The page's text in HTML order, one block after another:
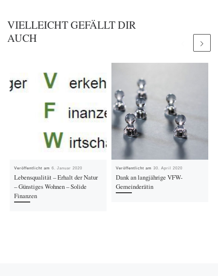
VIELLEICHT GEFÄLLT DIR
AUCH
Veröffentlicht am6. Januar 2020
Lebensqualität – Erhalt der Natur
– Günstiges Wohnen – Solide
Finanzen
Veröffentlicht am30. April 2020
Dank an langjährige VFW-
Gemeinderätin